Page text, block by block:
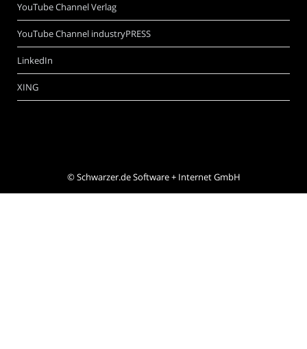
YouTube Channel Verlag
YouTube Channel industryPRESS
LinkedIn
XING
©Schwarzer.de Software + Internet GmbH